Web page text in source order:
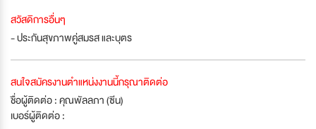
สวัสดิการอื่นๆ
- ประกันสุขภาพคู่สมรส และบุตร
สนใจสมัครงานตำแหน่งงานนี้กรุณาติดต่อ
ชื่อผู้ติดต่อ : คุณพัลลภา (ซีน)
เบอร์ผู้ติดต่อ :